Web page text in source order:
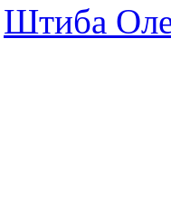
Штиба